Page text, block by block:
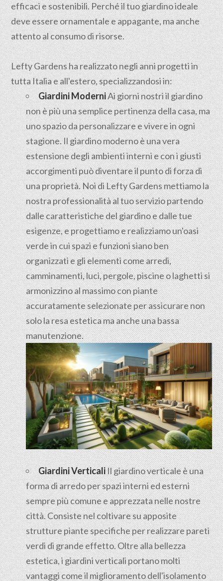
efficaci e sostenibili. Perché il tuo giardino ideale
deve essere ornamentale e appagante, ma anche
attento al consumo di risorse.
Lefty Gardens ha realizzato negli anni progetti in
tutta Italia e all'estero, specializzandosi in:
Giardini ModerniAi giorni nostri il giardino
non è più una semplice pertinenza della casa, ma
uno spazio da personalizzare e vivere in ogni
stagione. Il giardino moderno è una vera
estensione degli ambienti interni e con i giusti
accorgimenti può diventare il punto di forza di
una proprietà. Noi di Lefty Gardens mettiamo la
nostra professionalità al tuo servizio partendo
dalle caratteristiche del giardino e dalle tue
esigenze, e progettiamo e realizziamo un'oasi
verde in cui spazi e funzioni siano ben
organizzati e gli elementi come arredi,
camminamenti, luci, pergole, piscine o laghetti si
armonizzino al massimo con piante
accuratamente selezionate per assicurare non
solo la resa estetica ma anche una bassa
manutenzione.
Giardini VerticaliIl giardino verticale è una
forma di arredo per spazi interni ed esterni
sempre più comune e apprezzata nelle nostre
città. Consiste nel coltivare su apposite
strutture piante specifiche per realizzare pareti
verdi di grande effetto. Oltre alla bellezza
estetica, i giardini verticali portano molti
vantaggi come il miglioramento dell'isolamento